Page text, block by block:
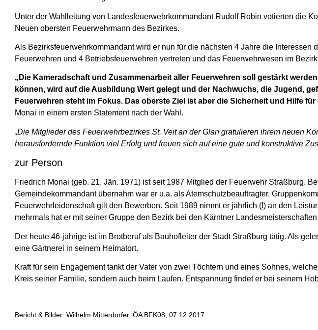
Unter der Wahlleitung von Landesfeuerwehrkommandant Rudolf Robin votierten die
Neuen obersten Feuerwehrmann des Bezirkes.
Als Bezirksfeuerwehrkommandant wird er nun für die nächsten 4 Jahre die
Feuerwehren und 4 Betriebsfeuerwehren vertreten und das Feuerwehrwesen im
„Die Kameradschaft und Zusammenarbeit aller Feuerwehren soll gestärkt
können, wird auf die Ausbildung Wert gelegt und der Nachwuchs, die Jugend,
Feuerwehren steht im Fokus. Das oberste Ziel ist aber die Sicherheit und Hilfe
Monai in einem ersten Statement nach der Wahl.
„Die Mitglieder des Feuerwehrbezirkes St. Veit an der Glan gratulieren ihrem neuen
herausfordernde Funktion viel Erfolg und freuen sich auf eine gute und konstruktive
zur Person
Friedrich Monai (geb. 21. Jän. 1971) ist seit 1987 Mitglied der Feuerwehr Straßburg.
Gemeindekommandant übernahm war er u.a. als Atemschutzbeauftragter,
Feuerwehrleidenschaft gilt den Bewerben. Seit 1989 nimmt er jährlich (!) an den
mehrmals hat er mit seiner Gruppe den Bezirk bei den Kärntner
Der heute 46-jährige ist im Brotberuf als Bauhofleiter der Stadt Straßburg tätig. Als
eine Gärtnerei in seinem Heimatort.
Kraft für sein Engagement tankt der Vater von zwei Töchtern und eines Sohnes,
Kreis seiner Familie, sondern auch beim Laufen. Entspannung findet er bei seinem
Bericht & Bilder: Wilhelm Mitterdorfer, ÖA BFK08, 07.12.2017